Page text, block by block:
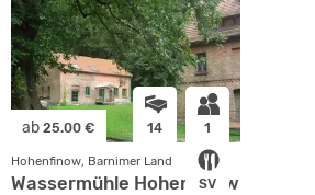
ab 25.00 € 14 1
SV
Hohenfinow, Barnimer Land
Wassermühle Hohenfinow